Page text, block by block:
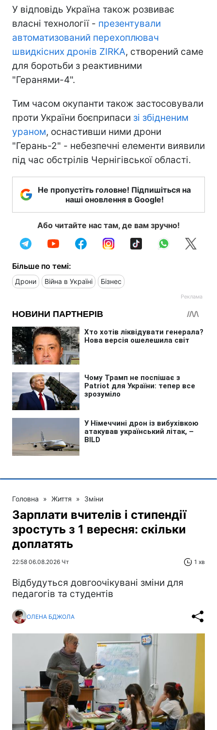
У відповідь Україна також розвиває
власні технології - презентували
автоматизований перехоплювач
швидкісних дронів ZIRKA, створений саме
для боротьби з реактивними
"Геранями-4".
Тим часом окупанти також застосовували
проти України боєприпаси зі збідненим
ураном, оснастивши ними дрони
"Герань-2" - небезпечні елементи виявили
під час обстрілів Чернігівської області.
Не пропустіть головне! Підпишіться на
наші оновлення в Google!
Або читайте нас там, де вам зручно!
Більше по темі:
Дрони Війна в Україні Бізнес
Головна » Життя » Зміни
Зарплати вчителів і стипендії
зростуть з 1 вересня: скільки
доплатять
22:58 06.08.2026 Чт 1 хв
Відбудуться довгоочікувані зміни для
педагогів та студентів
ОЛЕНА БДЖОЛА